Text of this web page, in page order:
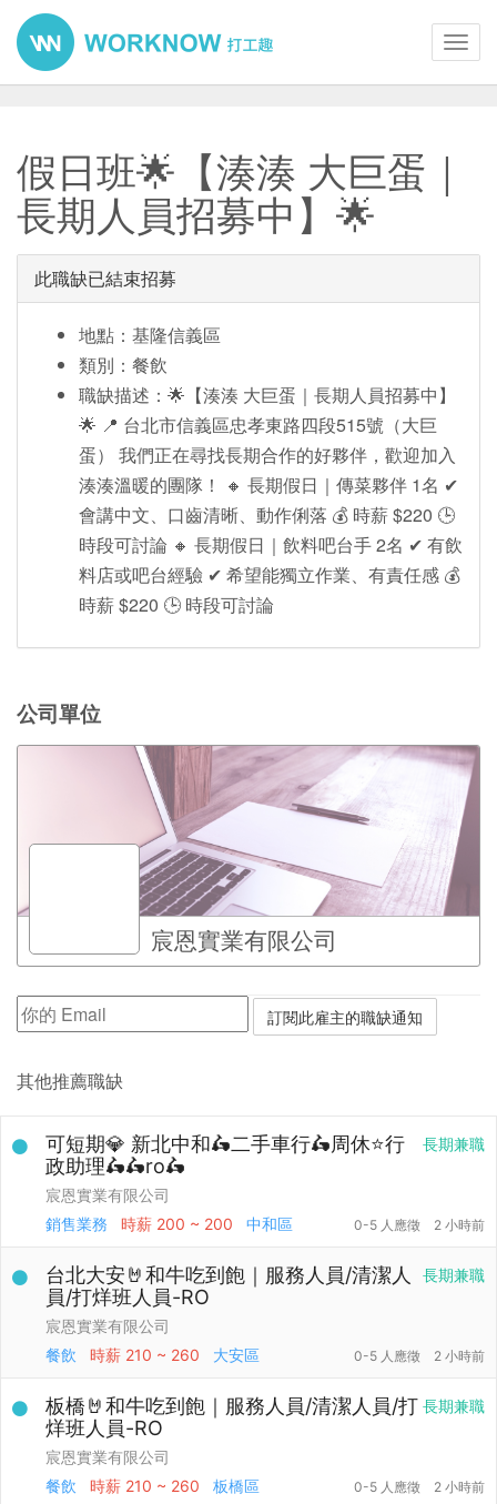
假日班🌟【湊湊 大巨蛋｜
長期人員招募中】🌟
此職缺已結束招募
地點：基隆信義區
類別：餐飲
職缺描述：🌟【湊湊 大巨蛋｜長期人員招募中】
🌟 📍 台北市信義區忠孝東路四段515號（大巨
蛋） 我們正在尋找長期合作的好夥伴，歡迎加入
湊湊溫暖的團隊！ 🔸 長期假日｜傳菜夥伴 1名 ✔
會講中文、口齒清晰、動作俐落 💰 時薪 $220 🕒
時段可討論 🔸 長期假日｜飲料吧台手 2名 ✔ 有飲
料店或吧台經驗 ✔ 希望能獨立作業、有責任感 💰
時薪 $220 🕒 時段可討論
公司單位
宸恩實業有限公司
其他推薦職缺
長期兼職
可短期💎 新北中和🛵二手車行🛵周休⭐行
政助理🛵🛵ro🛵
宸恩實業有限公司
銷售業務
時薪 200 ~ 200 中和區 0-5 人應徵 2 小時前
長期兼職
台北大安🤘和牛吃到飽｜服務人員/清潔人
員/打烊班人員-RO
宸恩實業有限公司
餐飲
時薪 210 ~ 260 大安區 0-5 人應徵 2 小時前
長期兼職
板橋🤘和牛吃到飽｜服務人員/清潔人員/打
烊班人員-RO
宸恩實業有限公司
餐飲
時薪 210 ~ 260 板橋區 0-5 人應徵 2 小時前